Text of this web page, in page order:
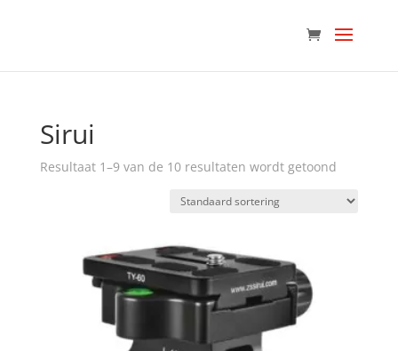
Sirui
Resultaat 1–9 van de 10 resultaten wordt getoond